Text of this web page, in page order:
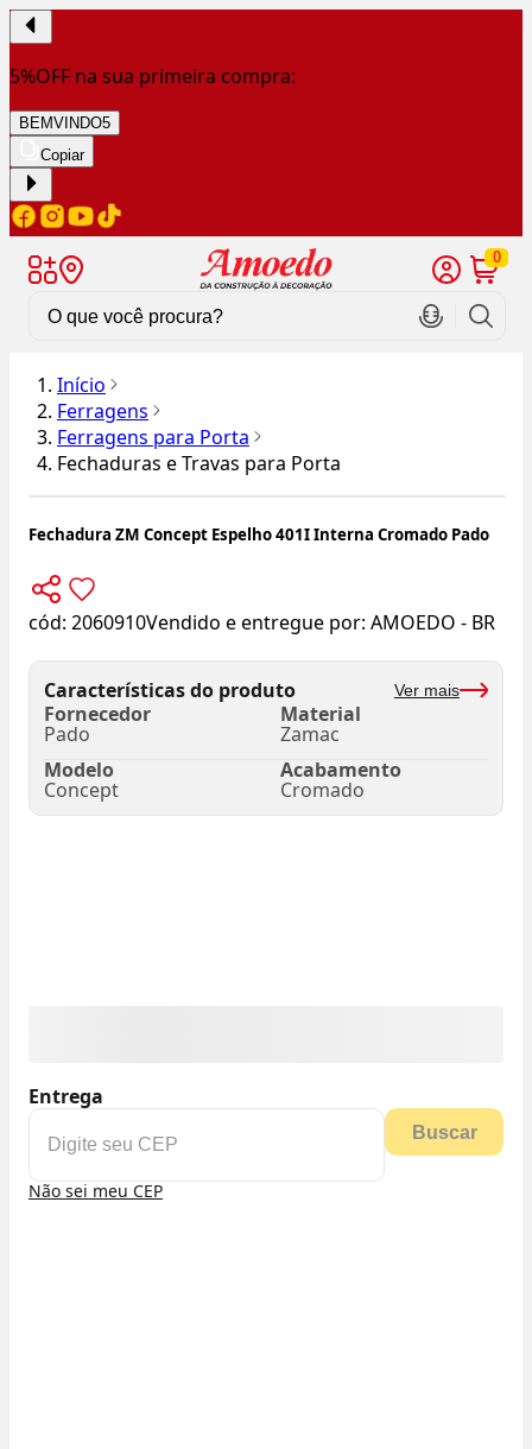
5%OFF na sua primeira compra:
BEMVINDO5
Copiar
0
Início
Ferragens
Ferragens para Porta
Fechaduras e Travas para Porta
Fechadura ZM Concept Espelho 401I Interna Cromado Pado
cód: 2060910Vendido e entregue por: AMOEDO - BR
Características do produto Ver mais
Fornecedor
Pado
Material
Zamac
Modelo
Concept
Acabamento
Cromado
Entrega
Buscar
Não sei meu CEP